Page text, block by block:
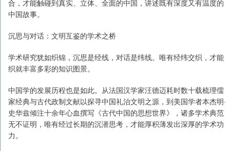
合，才能触碰到真实、立体、全面的中国，讲述既有深度又有温度的
中国故事。
沉思与对话：文明互鉴的学术之桥
学术研究犹如织锦，沉思是经线，对话是纬线。唯有经纬交织，才能
织就丰富多彩的知识图景。
中国学的发展历程也是如此。从法国汉学家汪德迈耗时数十载梳理儒
家经典与古代政制文献以探寻中国礼治文明之源，到美国学者本杰明·
史华兹倾注十余年心血撰写《古代中国的思想世界》，诸多学术典范
无不证明，唯有经过长期的沉潜思考，才能厚积薄发出深厚的学术功
力。